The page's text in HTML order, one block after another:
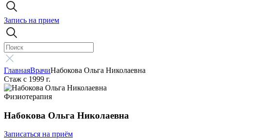
Запись на прием
ГлавнаяВрачиНабокова Ольга Николаевна
Стаж с 1999 г.
Физиотерапия
Набокова Ольга Николаевна
Записаться на приём